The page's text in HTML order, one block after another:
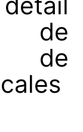
de
de